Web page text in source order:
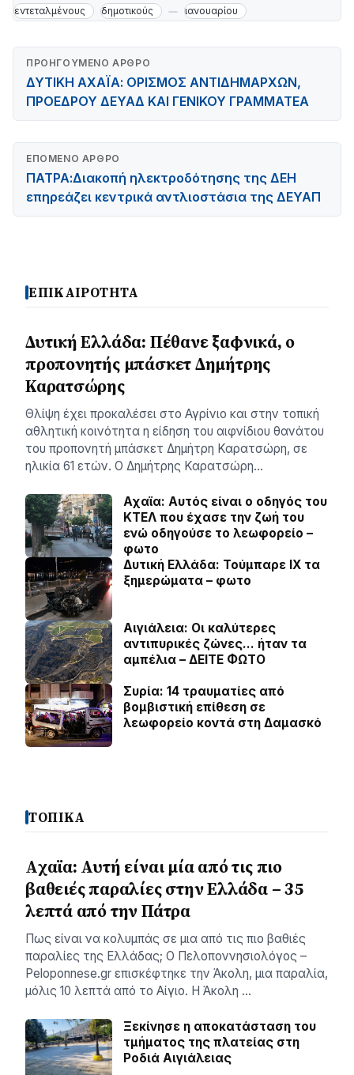
εντεταλμένους δημοτικούς ιανουαρίου
ΠΡΟΗΓΟΎΜΕΝΟ ΆΡΘΡΟ
ΔΥΤΙΚΗ ΑΧΑΪΑ: ΟΡΙΣΜΟΣ ΑΝΤΙΔΗΜΑΡΧΩΝ,
ΠΡΟΕΔΡΟΥ ΔΕΥΑΔ ΚΑΙ ΓΕΝΙΚΟΥ ΓΡΑΜΜΑΤΕΑ
ΕΠΌΜΕΝΟ ΆΡΘΡΟ
ΠΑΤΡΑ:Διακοπή ηλεκτροδότησης της ΔΕΗ
επηρεάζει κεντρικά αντλιοστάσια της ΔΕΥΑΠ
ΕΠΙΚΑΙΡΟΤΗΤΑ
Δυτική Ελλάδα: Πέθανε ξαφνικά, ο
προπονητής μπάσκετ Δημήτρης
Καρατσώρης
Θλίψη έχει προκαλέσει στο Αγρίνιο και στην τοπική
αθλητική κοινότητα η είδηση του αιφνίδιου θανάτου
του προπονητή μπάσκετ Δημήτρη Καρατσώρη, σε
ηλικία 61 ετών. Ο Δημήτρης Καρατσώρη…
Αχαϊα: Αυτός είναι ο οδηγός του
ΚΤΕΛ που έχασε την ζωή του
ενώ οδηγούσε το λεωφορείο –
φωτο
Δυτική Ελλάδα: Τούμπαρε ΙΧ τα
ξημερώματα – φωτο
Αιγιάλεια: Οι καλύτερες
αντιπυρικές ζώνες… ήταν τα
αμπέλια – ΔΕΙΤΕ ΦΩΤΟ
Συρία: 14 τραυματίες από
βομβιστική επίθεση σε
λεωφορείο κοντά στη Δαμασκό
ΤΟΠΙΚΑ
Aχαϊα: Αυτή είναι μία από τις πιο
βαθειές παραλίες στην Ελλάδα – 35
λεπτά από την Πάτρα
Πως είναι να κολυμπάς σε μια από τις πιο βαθιές
παραλίες της Ελλάδας; Ο Πελοποννησιολόγος –
Peloponnese.gr επισκέφτηκε την Άκολη, μια παραλία,
μόλις 10 λεπτά από το Αίγιο. Η Άκολη …
Ξεκίνησε η αποκατάσταση του
τμήματος της πλατείας στη
Ροδιά Αιγιάλειας